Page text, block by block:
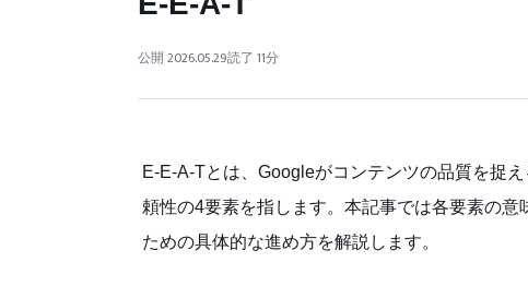
公開 2026.05.29読了 11分
E-E-A-Tとは、Googleがコンテンツの品質を捉
頼性の4要素を指します。本記事では各要素の
ための具体的な進め方を解説します。